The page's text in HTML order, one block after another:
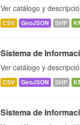
Ver catálogo y
CSV GeoJSON SHP
Sistema de
Ver catálogo y
CSV GeoJSON SHP
Sistema de